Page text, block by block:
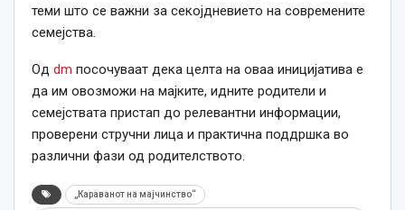
теми што се важни за секојдневието на современите
семејства.
Од dm посочуваат дека целта на оваа иницијатива е
да им овозможи на мајките, идните родители и
семејствата пристап до релевантни информации,
проверени стручни лица и практична поддршка во
различни фази од родителството.
„Караванот на мајчинство“